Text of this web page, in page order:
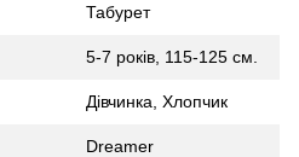
Табурет
5-7 років, 115-125 см.
Дівчинка, Хлопчик
Dreamer